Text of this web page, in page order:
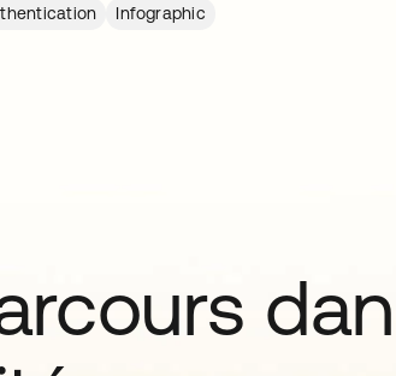
Infographic